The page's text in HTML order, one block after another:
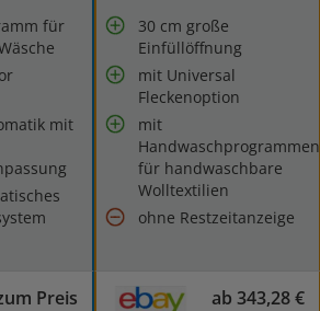
für
mit
30 cm große
Einfüllöffnung
mit Universal
Fleckenoption
mit
Handwaschprogrammen
für handwaschbare
Wolltextilien
ohne Restzeitanzeige
Preis ab 343,28 €